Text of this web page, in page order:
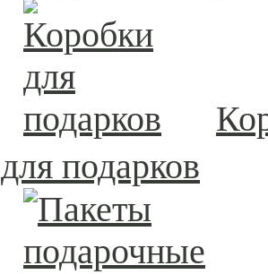
для подарков